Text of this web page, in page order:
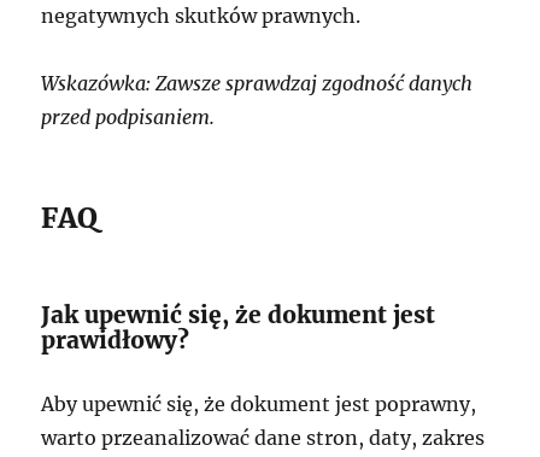
negatywnych skutków prawnych.
Wskazówka: Zawsze sprawdzaj zgodność danych
przed podpisaniem.
FAQ
Jak upewnić się, że dokument jest
prawidłowy?
Aby upewnić się, że dokument jest poprawny,
warto przeanalizować dane stron, daty, zakres